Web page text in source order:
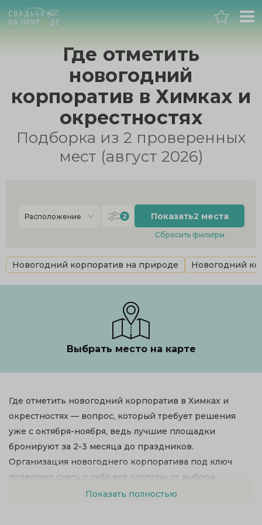
Свадьба
День рождения
Где отметить
новогодний
корпоратив в Химках и
окрестностях
Подборка из 2 проверенных
мест (август 2026)
Расположение 2 Показать2 места
Сбросить фильтры
Новогодний корпоратив на природе Новогодний
Выбрать место на карте
Где отметить новогодний корпоратив в Химках и
окрестностях — вопрос, который требует решения
уже с октября-ноября, ведь лучшие площадки
бронируют за 2-3 месяца до праздников.
Организация новогоднего корпоратива под ключ
позволяет снять с себя все хлопоты: от выбора
банкетного зала до развлекательной программы с
Показать полностью